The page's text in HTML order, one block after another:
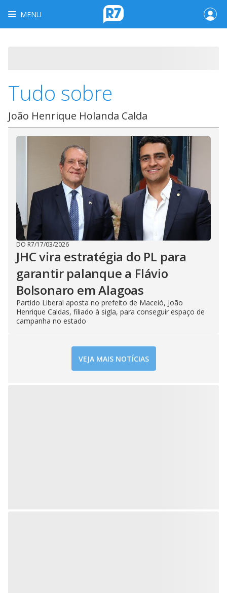
MENU
Tudo sobre
João Henrique Holanda Calda
DO R7/17/03/2026
JHC vira estratégia do PL para
garantir palanque a Flávio
Bolsonaro em Alagoas
Partido Liberal aposta no prefeito de Maceió, João
Henrique Caldas, filiado à sigla, para conseguir espaço de
campanha no estado
VEJA MAIS NOTÍCIAS